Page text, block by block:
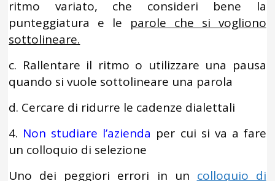
ritmo variato, che consideri bene la
punteggiatura e le parole che si vogliono
sottolineare.
c. Rallentare il ritmo o utilizzare una pausa
quando si vuole sottolineare una parola
d. Cercare di ridurre le cadenze dialettali
4. Non studiare l’azienda per cui si va a fare
un colloquio di selezione
Uno dei peggiori errori in un colloquio di